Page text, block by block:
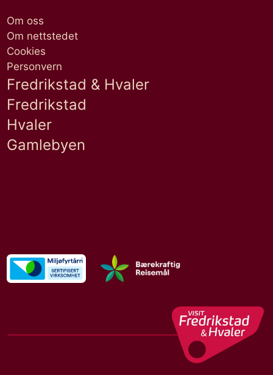
Om oss
Om nettstedet
Cookies
Personvern
Fredrikstad & Hvaler
Fredrikstad
Hvaler
Gamlebyen